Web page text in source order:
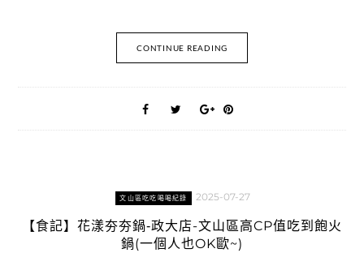
CONTINUE READING
文山區吃吃喝喝紀錄 2025-07-27
【食記】花漾夯夯鍋‑政大店-文山區高CP值吃到飽火
鍋(一個人也OK歐~)